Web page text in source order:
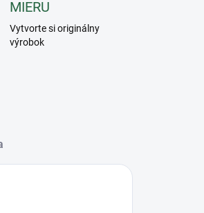
MIERU
Vytvorte si originálny
výrobok